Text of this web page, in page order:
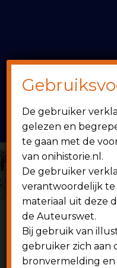
inhoud
sidebar
Rechts
6
De gebruiker
gelezen en
te gaan met de
van onihistorie.nl.
De gebruiker
verantwoordelijk
materiaal uit deze
de Auteurswet.
Bij gebruik van
gebruiker zich aan
bronvermelding